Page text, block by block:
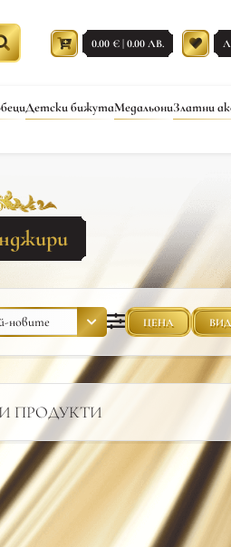
0.00 € | 0.00 ЛВ.
Детски бижутаМедальониЗлатни
ЦЕНА ВИД
ПРОДУКТИ